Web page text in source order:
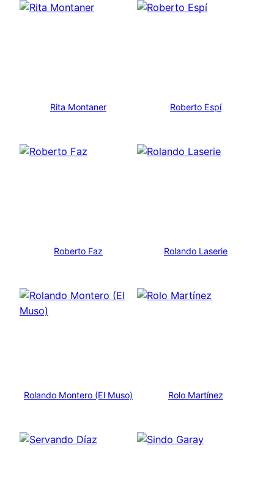
Rita Montaner Roberto Espí
Roberto Faz Rolando Laserie
Rolando Montero (El Muso) Rolo Martínez